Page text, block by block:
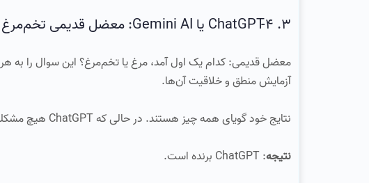
3. ChatGPT-4 یا Gemini AI: معضل قدیمی تخم‌مرغ یا مرغ
معضل قدیمی: کدام یک اول آمد، مرغ یا تخم‌مرغ؟ این سوال را به
آزمایش منطق و خلاقیت آن‌ها.
نتایج خود گویای همه چیز هستند. در حالی که ChatGPT هیچ مشکلی در تمایز بین واحدهای وزن نداشت، Gemini به‌طور کامل دچار توهم شد.
نتیجه: ChatGPT برنده است.